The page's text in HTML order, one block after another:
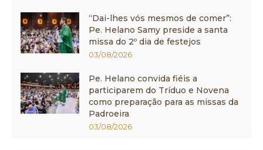
“Dai-lhes vós mesmos de comer”:
Pe. Helano Samy preside a santa
missa do 2º dia de festejos
03/08/2026
Pe. Helano convida fiéis a
participarem do Tríduo e Novena
como preparação para as missas da
Padroeira
03/08/2026